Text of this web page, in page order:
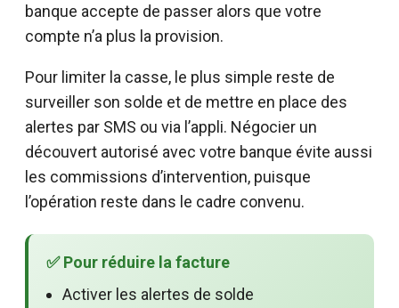
banque accepte de passer alors que votre
compte n’a plus la provision.
Pour limiter la casse, le plus simple reste de
surveiller son solde et de mettre en place des
alertes par SMS ou via l’appli. Négocier un
découvert autorisé avec votre banque évite aussi
les commissions d’intervention, puisque
l’opération reste dans le cadre convenu.
✅ Pour réduire la facture
Activer les alertes de solde